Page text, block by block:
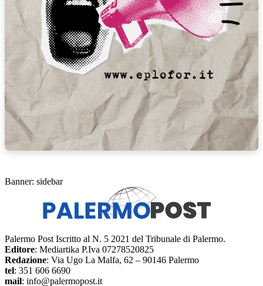
Banner: sidebar
Palermo Post Iscritto al N. 5 2021 del Tribunale di Palermo.
Editore: Mediartika P.Iva 07278520825
Redazione: Via Ugo La Malfa, 62 – 90146 Palermo
tel: 351 606 6690
mail: info@palermopost.it